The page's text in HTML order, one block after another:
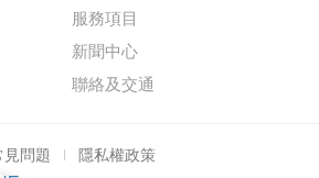
服務項目
新聞中心
聯絡及交通
見問題 隱私權政策